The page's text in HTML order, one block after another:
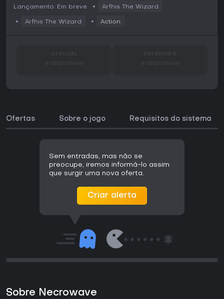
Lançamento: Em breve Arfhis The Wizard
Arfhis The Wizard Action
Indisponível Indisponível
Ofertas Sobre o jogo Requisitos do sistema
Sem entradas, mas não se
preocupe, iremos informá-lo assim
que surgir uma nova oferta.
Criar alerta
Sobre Necrowave